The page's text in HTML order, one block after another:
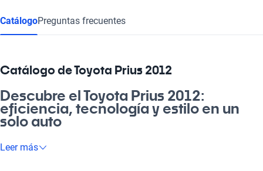
CatálogoPreguntas frecuentes
Catálogo de Toyota Prius 2012
Descubre el Toyota Prius 2012:
eficiencia, tecnología y estilo en un
solo auto
Si buscas un auto que combine sustentabilidad y estilo, el
Leer más